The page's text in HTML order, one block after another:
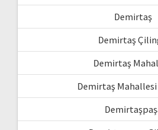
Demirtaş
Demirtaş
Demirtaş
Demirtaş